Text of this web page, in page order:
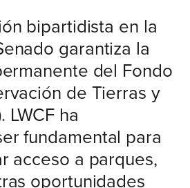
bipartidista en la
garantiza la
del Fondo
de Tierras y
LWCF ha
fundamental para
acceso a parques,
oportunidades